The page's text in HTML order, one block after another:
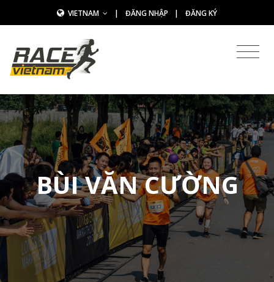
VIETNAM | ĐĂNG NHẬP | ĐĂNG KÝ
BÙI VĂN CƯỜNG